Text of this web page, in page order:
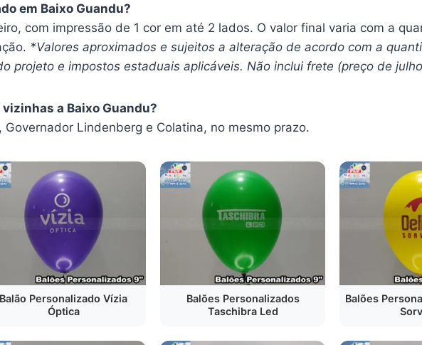
em Baixo Guandu?
com impressão de 1 cor em até 2 lados. O valor final varia com a
*Valores aproximados e sujeitos a alteração de acordo com a
projeto e impostos estaduais aplicáveis. Não inclui frete (preço de
a Baixo Guandu?
Lindenberg e Colatina, no mesmo prazo.
Balão Personalizado Vízia
Óptica
Balões Personalizados
Taschibra Led
Balões